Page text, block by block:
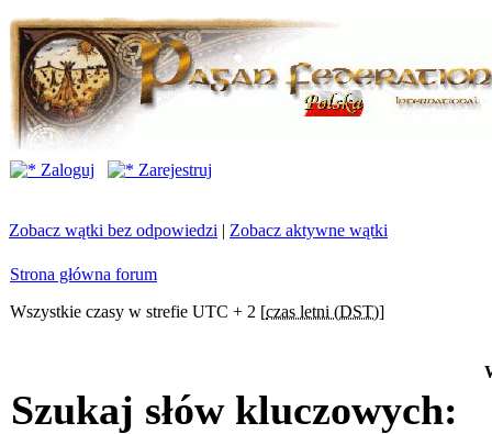
Zaloguj Zarejestruj
Zobacz wątki bez odpowiedzi | Zobacz aktywne wątki
Strona główna forum
Wszystkie czasy w strefie UTC + 2 [czas letni (DST)]
Szukaj słów kluczowych: